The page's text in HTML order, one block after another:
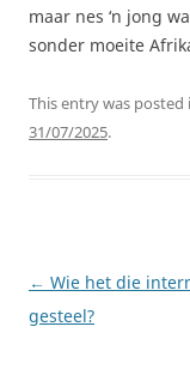
maar nes ‘n jong
sonder moeite
This entry was posted
31/07/2025.
Post
navigation
← Wie het die
gesteel?